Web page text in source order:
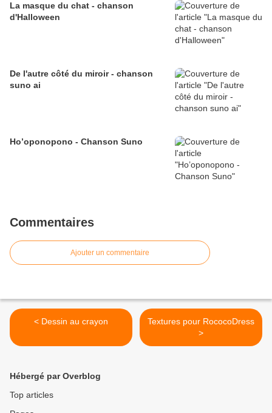
La masque du chat - chanson
d'Halloween
De l'autre côté du miroir - chanson
suno ai
Ho’oponopono - Chanson Suno
Commentaires
Ajouter un commentaire
< Dessin au crayon
Textures pour RococoDress
>
Hébergé par Overblog
Top articles